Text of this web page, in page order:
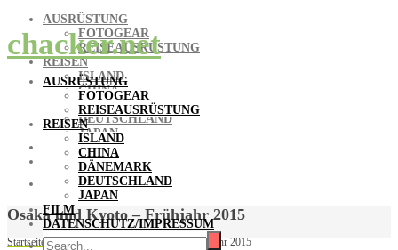
chacker.net
AUSRÜSTUNG
FOTOGEAR
REISEAUSRÜSTUNG
REISEN
ISLAND
CHINA
DÄNEMARK
DEUTSCHLAND
JAPAN
FILM
DATENSCHUTZ/IMPRESSUM
AUSRÜSTUNG
FOTOGEAR
REISEAUSRÜSTUNG
REISEN
ISLAND
CHINA
DÄNEMARK
DEUTSCHLAND
JAPAN
FILM
DATENSCHUTZ/IMPRESSUM
Osaka und Kyoto – Frühjahr 2015
Startseite /Reisen/Japan Osaka und Kyoto – Frühjahr 2015